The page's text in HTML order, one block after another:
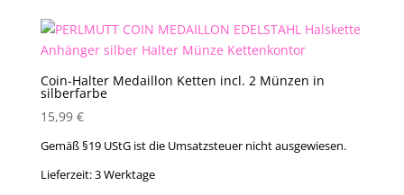
Coin-Halter Medaillon Ketten incl. 2 Münzen in
silberfarbe
15,99 €
Gemäß §19 UStG ist die Umsatzsteuer nicht ausgewiesen.
Lieferzeit:3 Werktage